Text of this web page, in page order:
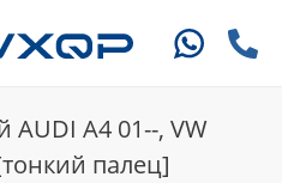
AUDI A4 01--, VW
палец]